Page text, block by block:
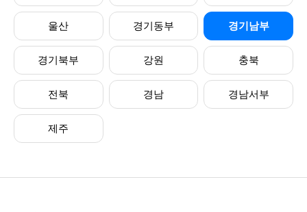
울산 경기동부 경기남부
경기북부 강원 충북
전북 경남 경남서부
제주